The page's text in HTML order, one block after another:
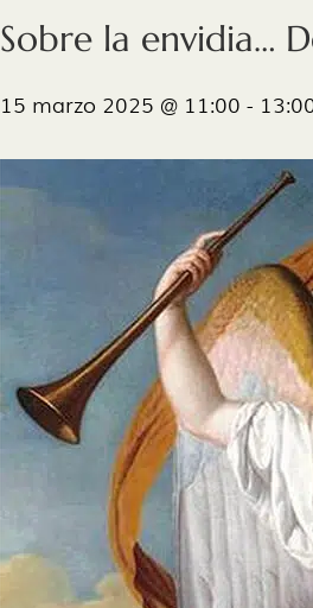
Sobre la envidia…
15 marzo 2025 @ 11:00 -